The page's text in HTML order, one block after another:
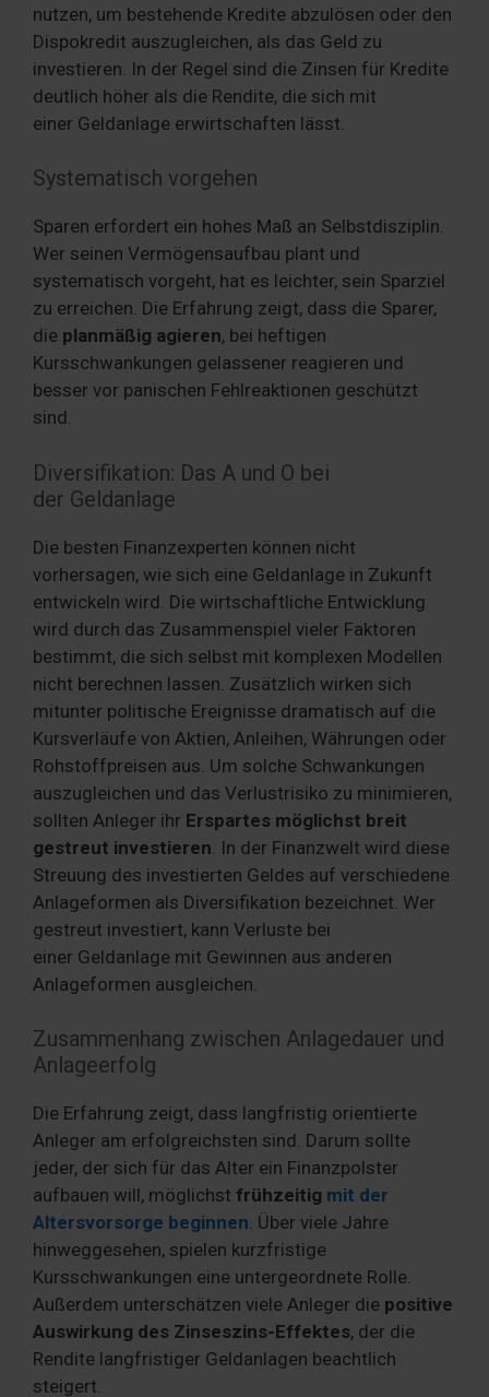
nutzen, um bestehende Kredite abzulösen oder den
Dispokredit auszugleichen, als das Geld zu
investieren. In der Regel sind die Zinsen für Kredite
deutlich höher als die Rendite, die sich mit
einer Geldanlage erwirtschaften lässt.
Systematisch vorgehen
Sparen erfordert ein hohes Maß an Selbstdisziplin.
Wer seinen Vermögensaufbau plant und
systematisch vorgeht, hat es leichter, sein Sparziel
zu erreichen. Die Erfahrung zeigt, dass die Sparer,
die planmäßig agieren, bei heftigen
Kursschwankungen gelassener reagieren und
besser vor panischen Fehlreaktionen geschützt
sind.
Diversifikation: Das A und O bei
der Geldanlage
Die besten Finanzexperten können nicht
vorhersagen, wie sich eine Geldanlage in Zukunft
entwickeln wird. Die wirtschaftliche Entwicklung
wird durch das Zusammenspiel vieler Faktoren
bestimmt, die sich selbst mit komplexen Modellen
nicht berechnen lassen. Zusätzlich wirken sich
mitunter politische Ereignisse dramatisch auf die
Kursverläufe von Aktien, Anleihen, Währungen oder
Rohstoffpreisen aus. Um solche Schwankungen
auszugleichen und das Verlustrisiko zu minimieren,
sollten Anleger ihr Erspartes möglichst breit
gestreut investieren . In der Finanzwelt wird diese
Streuung des investierten Geldes auf verschiedene
Anlageformen als Diversifikation bezeichnet. Wer
gestreut investiert, kann Verluste bei
einer Geldanlage mit Gewinnen aus anderen
Anlageformen ausgleichen.
Zusammenhang zwischen Anlagedauer und
Anlageerfolg
Die Erfahrung zeigt, dass langfristig orientierte
Anleger am erfolgreichsten sind. Darum sollte
jeder, der sich für das Alter ein Finanzpolster
aufbauen will, möglichst frühzeitig mit der
Altersvorsorge beginnen. Über viele Jahre
hinweggesehen, spielen kurzfristige
Kursschwankungen eine untergeordnete Rolle.
Außerdem unterschätzen viele Anleger die positive
Auswirkung des Zinseszins-Effektes, der die
Rendite langfristiger Geldanlagen beachtlich
steigert.